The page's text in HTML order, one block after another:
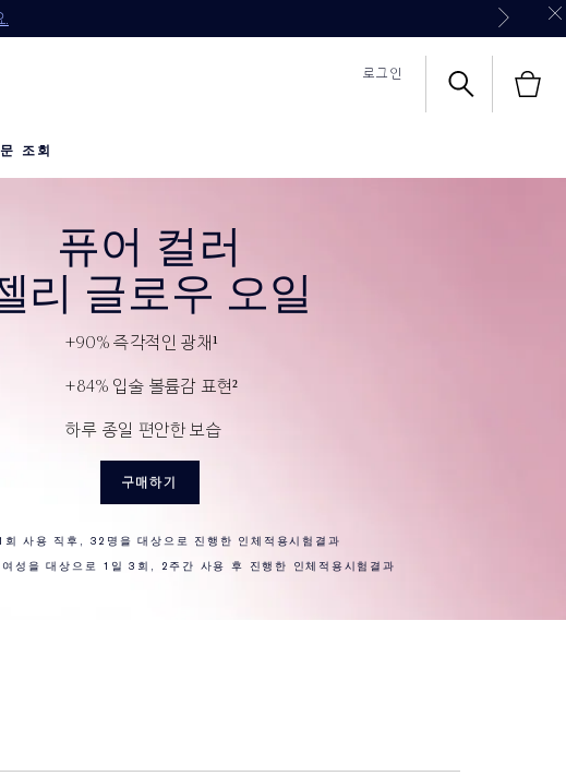
.톤 글로우 립스틱 케이스)
로그인
조회
퓨어 컬러
리 글로우 오일
+90% 즉각적인 광채¹
+84% 입술 볼륨감 표현²
하루 종일 편안한 보습
구매하기
회 사용 직후, 32명을 대상으로 진행한 인체적용시험결과
성을 대상으로 1일 3회, 2주간 사용 후 진행한 인체적용시험결과